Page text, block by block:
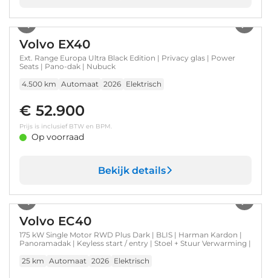
Volvo EX40
Ext. Range Europa Ultra Black Edition | Privacy glas | Power
Seats | Pano-dak | Nubuck
4.500 km Automaat 2026 Elektrisch
€ 52.900
Prijs is inclusief BTW en BPM.
Op voorraad
Bekijk details
Volvo EC40
175 kW Single Motor RWD Plus Dark | BLIS | Harman Kardon |
Panoramadak | Keyless start / entry | Stoel + Stuur Verwarming |
25 km Automaat 2026 Elektrisch